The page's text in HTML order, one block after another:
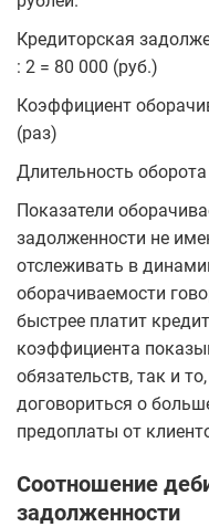
Кредиторская
: 2 = 80 000 (руб.)
Коэффициент
(раз)
Длительность
Показатели
задолженности не
отслеживать в
оборачиваемости
быстрее платит
коэффициента
обязательств, так и
договориться о
предоплаты от
Соотношение
задолженности